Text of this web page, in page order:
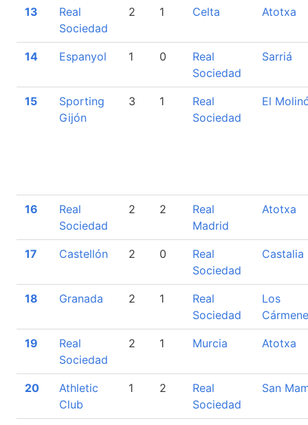
13
Real
Sociedad
2 1 Celta Atotxa
14 Espanyol 1 0
Real
Sociedad
Sarriá
15
Sporting
Gijón
3 1
Real
Sociedad
El
16
Real
Sociedad
2 2
Real
Madrid
Atotxa
17 Castellón 2 0
Real
Sociedad
Castalia
18 Granada 2 1
Real
Sociedad
Los
19
Real
Sociedad
2 1 Murcia Atotxa
20
Athletic
Club
1 2
Real
Sociedad
San